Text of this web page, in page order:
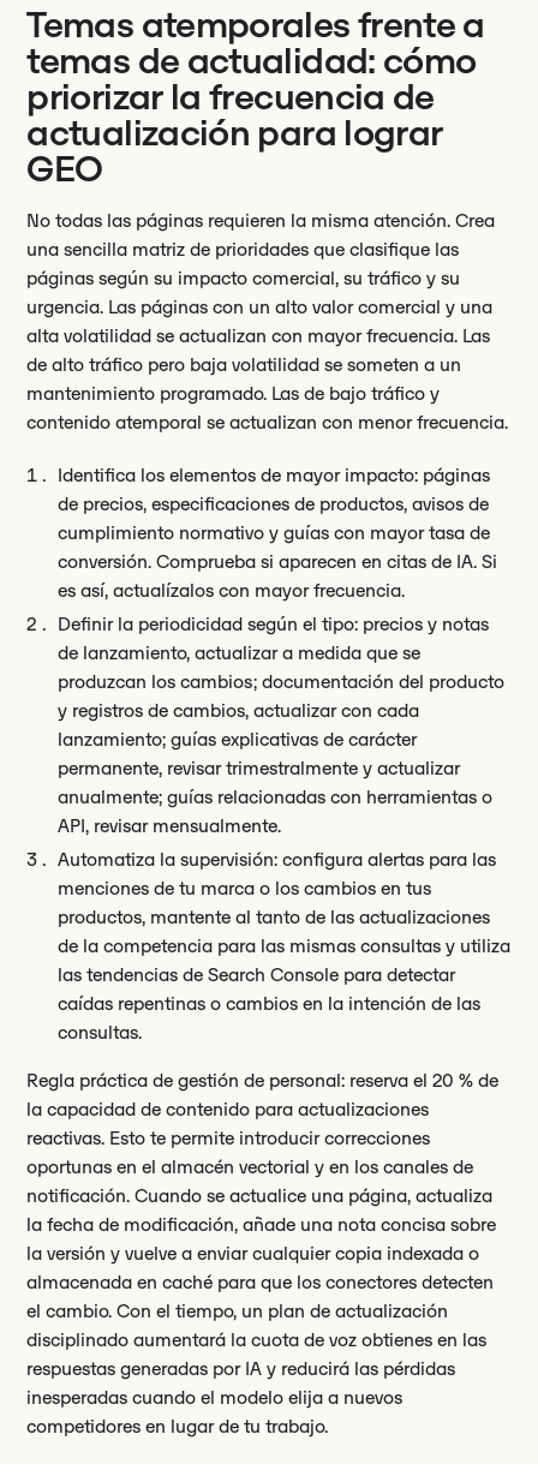
Temas atemporales frente a
temas de actualidad: cómo
priorizar la frecuencia de
actualización para lograr
GEO
No todas las páginas requieren la misma atención. Crea
una sencilla matriz de prioridades que clasifique las
páginas según su impacto comercial, su tráfico y su
urgencia. Las páginas con un alto valor comercial y una
alta volatilidad se actualizan con mayor frecuencia. Las
de alto tráfico pero baja volatilidad se someten a un
mantenimiento programado. Las de bajo tráfico y
contenido atemporal se actualizan con menor frecuencia.
Identifica los elementos de mayor impacto: páginas
de precios, especificaciones de productos, avisos de
cumplimiento normativo y guías con mayor tasa de
conversión. Comprueba si aparecen en citas de IA. Si
es así, actualízalos con mayor frecuencia.
Definir la periodicidad según el tipo: precios y notas
de lanzamiento, actualizar a medida que se
produzcan los cambios; documentación del producto
y registros de cambios, actualizar con cada
lanzamiento; guías explicativas de carácter
permanente, revisar trimestralmente y actualizar
anualmente; guías relacionadas con herramientas o
API, revisar mensualmente.
Automatiza la supervisión: configura alertas para las
menciones de tu marca o los cambios en tus
productos, mantente al tanto de las actualizaciones
de la competencia para las mismas consultas y utiliza
las tendencias de Search Console para detectar
caídas repentinas o cambios en la intención de las
consultas.
Regla práctica de gestión de personal: reserva el 20 % de
la capacidad de contenido para actualizaciones
reactivas. Esto te permite introducir correcciones
oportunas en el almacén vectorial y en los canales de
notificación. Cuando se actualice una página, actualiza
la fecha de modificación, añade una nota concisa sobre
la versión y vuelve a enviar cualquier copia indexada o
almacenada en caché para que los conectores detecten
el cambio. Con el tiempo, un plan de actualización
disciplinado aumentará la cuota de voz obtienes en las
respuestas generadas por IA y reducirá las pérdidas
inesperadas cuando el modelo elija a nuevos
competidores en lugar de tu trabajo.